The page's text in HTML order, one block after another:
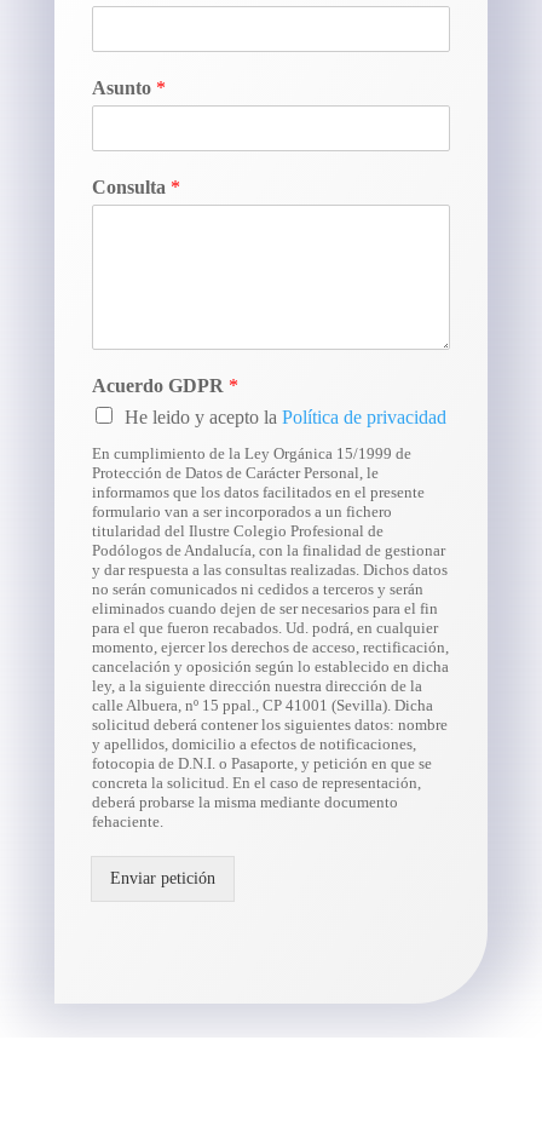
Asunto *
Consulta *
Acuerdo GDPR *
He leido y acepto la Política de privacidad
En cumplimiento de la Ley Orgánica 15/1999 de
Protección de Datos de Carácter Personal, le
informamos que los datos facilitados en el presente
formulario van a ser incorporados a un fichero
titularidad del Ilustre Colegio Profesional de
Podólogos de Andalucía, con la finalidad de gestionar
y dar respuesta a las consultas realizadas. Dichos datos
no serán comunicados ni cedidos a terceros y serán
eliminados cuando dejen de ser necesarios para el fin
para el que fueron recabados. Ud. podrá, en cualquier
momento, ejercer los derechos de acceso, rectificación,
cancelación y oposición según lo establecido en dicha
ley, a la siguiente dirección nuestra dirección de la
calle Albuera, nº 15 ppal., CP 41001 (Sevilla). Dicha
solicitud deberá contener los siguientes datos: nombre
y apellidos, domicilio a efectos de notificaciones,
fotocopia de D.N.I. o Pasaporte, y petición en que se
concreta la solicitud. En el caso de representación,
deberá probarse la misma mediante documento
fehaciente.
Enviar petición